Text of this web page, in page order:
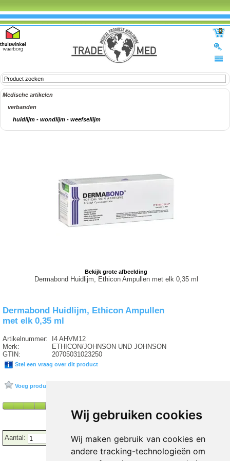
Wij gebruiken cookies
Wij maken gebruik van cookies en
andere tracking-technologieën om
0
Medische artikelen
verbanden
huidlijm - wondlijm - weefsellijm
Bekijk grote afbeelding
Dermabond Huidlijm, Ethicon Ampullen met elk 0,35 ml
Dermabond Huidlijm, Ethicon Ampullen
met elk 0,35 ml
Artikelnummer:
Merk:
GTIN:
I4 AHVM12
ETHICON/JOHNSON UND JOHNSON
20705031023250
Stel een vraag over dit product
Voeg product toe aan favorieten
Aantal: